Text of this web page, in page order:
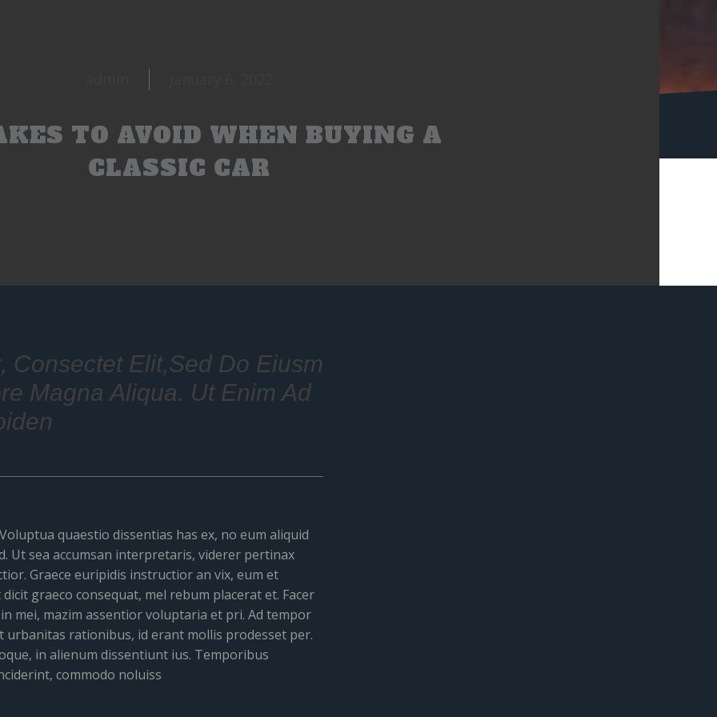
TO AVOID WHEN BUYING A
CLASSIC CAR
Consectet Elit,sed Do Eiusm
Magna Aliqua. Ut Enim Ad
quaestio dissentias has ex, no eum aliquid
Ut sea accumsan interpretaris, viderer pertinax
Graece euripidis instructior an vix, eum et
graeco consequat, mel rebum placerat et. Facer
mei, mazim assentior voluptaria et pri. Ad tempor
rationibus, id erant mollis prodesset per.
in alienum dissentiunt ius. Temporibus
commodo noluiss